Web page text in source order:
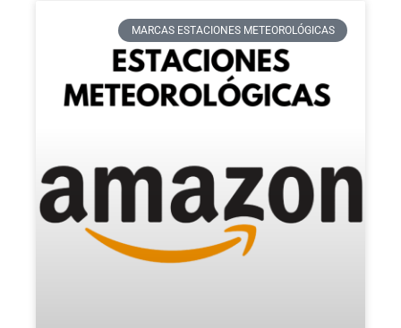
MARCAS ESTACIONES METEOROLÓGICAS